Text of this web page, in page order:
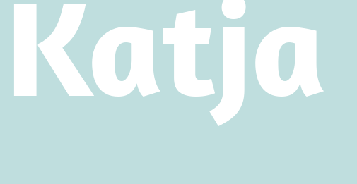
Katja